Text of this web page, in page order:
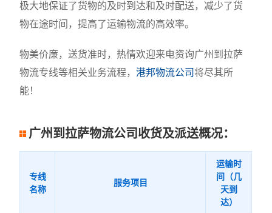
极大地保证了货物的及时到达和及时配送，减少了货
物在途时间，提高了运输物流的高效率。
物美价廉，送货准时，热情欢迎来电资询广州到拉萨
物流专线等相关业务流程，港邦物流公司将尽其所
能！
广州到拉萨物流公司收货及派送概况：
专线
名称
服务项目
运输时
间（几
天到
达）